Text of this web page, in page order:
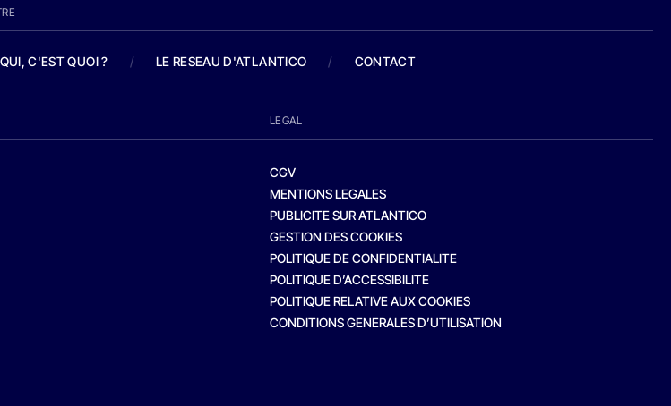
C'EST QUOI ? / LE RESEAU D'ATLANTICO / CONTACT
LEGAL
CGV
MENTIONS LEGALES
PUBLICITE SUR ATLANTICO
GESTION DES COOKIES
POLITIQUE DE CONFIDENTIALITE
POLITIQUE D’ACCESSIBILITE
POLITIQUE RELATIVE AUX COOKIES
CONDITIONS GENERALES D’UTILISATION